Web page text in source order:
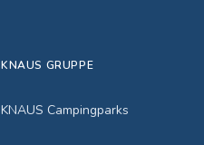
KNAUS GRUPPE
KNAUS Campingparks